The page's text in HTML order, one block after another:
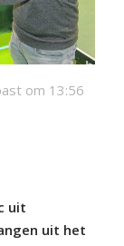
om 13:56
uit
uit het